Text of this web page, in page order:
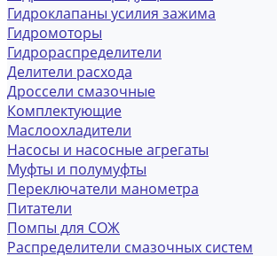
Гидроклапаны усилия зажима
Гидромоторы
Гидрораспределители
Делители расхода
Дроссели смазочные
Комплектующие
Маслоохладители
Насосы и насосные агрегаты
Муфты и полумуфты
Переключатели манометра
Питатели
Помпы для СОЖ
Распределители смазочных систем